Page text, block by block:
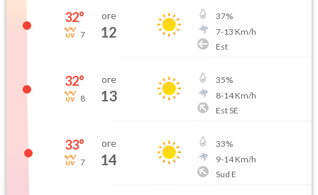
32°
7
ore
12
37%
7-13 Km/h
Est
32°
8
ore
13
35%
8-14Km/h
Est SE
33°
7
ore
14
33%
9-14Km/h
Sud E